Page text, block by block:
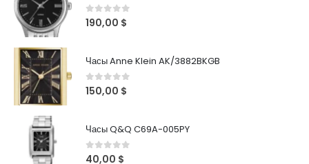
0out of 5
190,00 $
Часы Anne Klein AK/3882BKGB
0out of 5
150,00 $
Часы Q&Q C69A-005PY
0 out of 5
40,00 $